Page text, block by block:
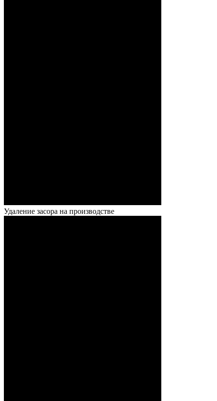
Удаление засора на производстве